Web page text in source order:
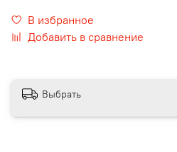
В избранное
Добавить в сравнение
Выбрать